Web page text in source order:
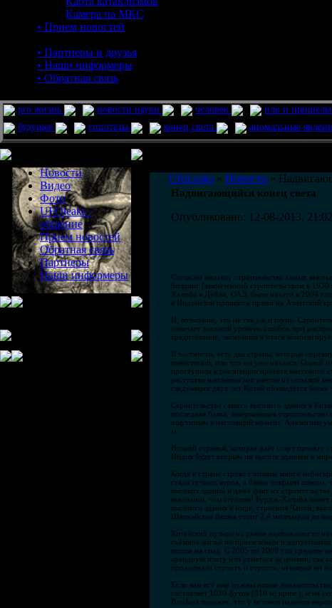
Камера на МКС
• Прием новостей
• Партнеры и друзья
• Наши информеры
• Обратная связь
pro жизнь новости науки человек нло и
будущее
гипотезы конец света аномальные
Новости
Видео
Фото
UFOleaks -
общение
Прием новостей
Обратная связь
Партнеры
Наши информеры
UfoLeaks » Новости »
Надвигающийся конец света
Опубликовано: 12-08-2013, 21:02
Согласно индексу строительство самых
билдинг (законченный строительством в
Халифа в Дубаи, ОАЭ, было начато в 2004
в Индонезии пришлось прямо на Азиатский
И, возможно, это не так уж и глупо.
означает высокий уровень ошибок при
кредитование, экономика в итоге
В частности, есть две страны, которые
инвестиций, или что он уже начался. Одной
приступили к реализации проекта массового
растущим наплывом мигрантов из сельской
следующих двух лет Китай обзаведётся
Строительство самого высокого здания в
последняя балка, завершающая
ощутимым в настоящий момент. Аналитики
м.
Второй страной, которая даёт старт
Индия будет вторым по высоте зданием в
Когда в стране строят слишком много
стада тучных коров, а банки открыли шлюзы,
высоких зданий и даже факт их
высокими, чем сегодня! Бурдж-Халифа
высокого здания в мире, строения Чанша,
Шанхайская башня стоит 2,4 миллиарда
Китайский пузырь на рынке недвижимости
съёмное жильё по приемлемым и допустимым
пошла на спад. С 2005 по 2009 год средние
арендную плату или угнаться за ценами, так
продолжала строить и строить, невзирая ни
Если вам всё ещё нужны новые
составляет 1020 футов (310 м; прим.), и на
Barclays покажет, что у истоков падения